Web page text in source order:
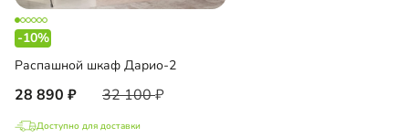
-10%
Распашной шкаф Дарио-2
28 890 32 100
Доступно для доставки